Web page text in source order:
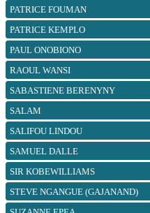
PATRICE FOUMAN
PATRICE KEMPLO
PAUL ONOBIONO
RAOUL WANSI
SABASTIENE BERENYNY
SALAM
SALIFOU LINDOU
SAMUEL DALLE
SIR KOBEWILLIAMS
STEVE NGANGUE (GAJANAND)